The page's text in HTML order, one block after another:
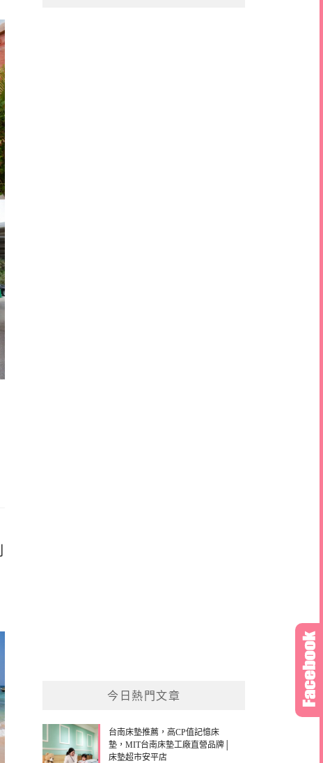
今日熱門文章
台南床墊推薦，高CP值記憶床
墊，MIT台南床墊工廠直營品牌│
床墊超市安平店